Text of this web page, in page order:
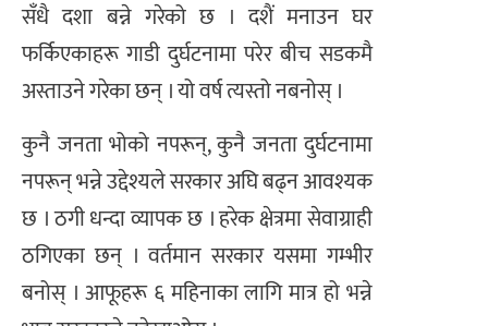
सँधै दशा बन्ने गरेको छ । दशैं मनाउन घर
फर्किएकाहरू गाडी दुर्घटनामा परेर बीच सडकमै
अस्ताउने गरेका छन् । यो वर्ष त्यस्तो नबनोस् ।
कुनै जनता भोको नपरून्, कुनै जनता दुर्घटनामा
नपरून् भन्ने उद्देश्यले सरकार अघि बढ्न आवश्यक
छ । ठगी धन्दा व्यापक छ । हरेक क्षेत्रमा सेवाग्राही
ठगिएका छन् । वर्तमान सरकार यसमा गम्भीर
बनोस् । आफूहरू ६ महिनाका लागि मात्र हो भन्ने